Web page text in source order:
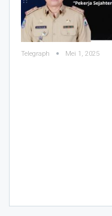
Telegraph Mei 1, 2025